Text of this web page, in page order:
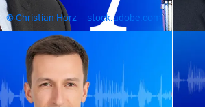
© Christian Horz – stock.adobe.com